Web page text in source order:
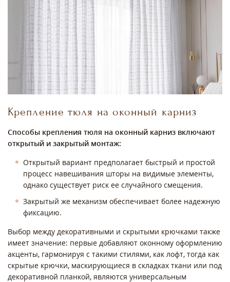
Крепление тюля на оконный карниз
Способы крепления тюля на оконный карниз включают
открытый и закрытый монтаж:
Открытый вариант предполагает быстрый и простой
процесс навешивания шторы на видимые элементы,
однако существует риск ее случайного смещения.
Закрытый же механизм обеспечивает более надежную
фиксацию.
Выбор между декоративными и скрытыми крючками также
имеет значение: первые добавляют оконному оформлению
акценты, гармонируя с такими стилями, как лофт, тогда как
скрытые крючки, маскирующиеся в складках ткани или под
декоративной планкой, являются универсальным